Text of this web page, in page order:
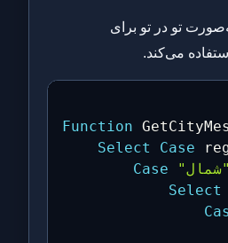
تو در تو برای
می‌کند.
Function
Select
Case
Case
"شمال"
Select